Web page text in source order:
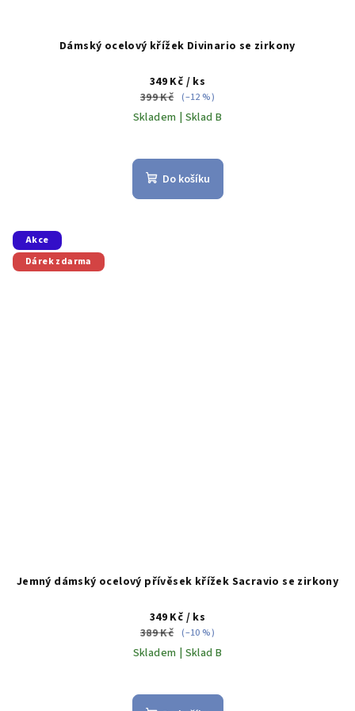
Dámský ocelový křížek Divinario se zirkony
349 Kč / ks
399 Kč (–12 %)
Skladem | Sklad B
Do košíku
Akce
Dárek zdarma
Jemný dámský ocelový přívěsek křížek Sacravio se zirkony
349 Kč / ks
389 Kč (–10 %)
Skladem | Sklad B